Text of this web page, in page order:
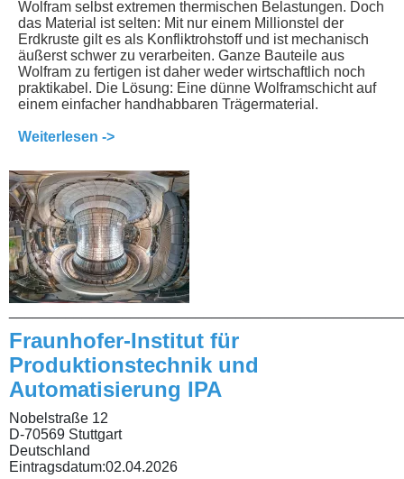
Wolfram selbst extremen thermischen Belastungen. Doch
das Material ist selten: Mit nur einem Millionstel der
Erdkruste gilt es als Konfliktrohstoff und ist mechanisch
äußerst schwer zu verarbeiten. Ganze Bauteile aus
Wolfram zu fertigen ist daher weder wirtschaftlich noch
praktikabel. Die Lösung: Eine dünne Wolframschicht auf
einem einfacher handhabbaren Trägermaterial.
Weiterlesen ->
Fraunhofer-Institut für
Produktionstechnik und
Automatisierung IPA
Nobelstraße 12
D-70569 Stuttgart
Deutschland
Eintragsdatum:02.04.2026